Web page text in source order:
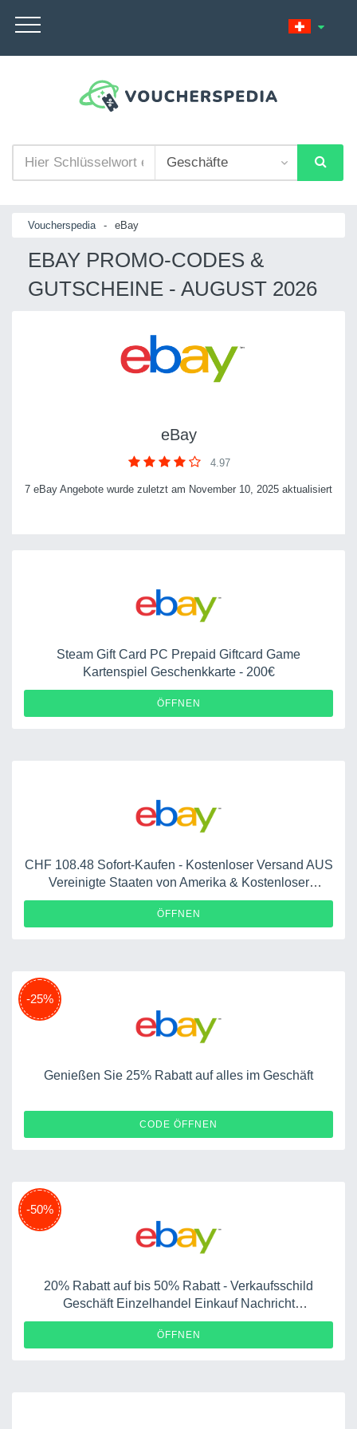
Voucherspedia - eBay
EBAY PROMO-CODES &
GUTSCHEINE - AUGUST 2026
eBay
4.97
7 eBay Angebote wurde zuletzt am November 10, 2025 aktualisiert
Steam Gift Card PC Prepaid Giftcard Game
Kartenspiel Geschenkkarte - 200€
ÖFFNEN
CHF 108.48 Sofort-Kaufen - Kostenloser Versand AUS
Vereinigte Staaten von Amerika & Kostenloser
Rückversand
ÖFFNEN
-25%
Genießen Sie 25% Rabatt auf alles im Geschäft
CODE ÖFFNEN
-50%
20% Rabatt auf bis 50% Rabatt - Verkaufsschild
Geschäft Einzelhandel Einkauf Nachricht
Plastikschilder
ÖFFNEN